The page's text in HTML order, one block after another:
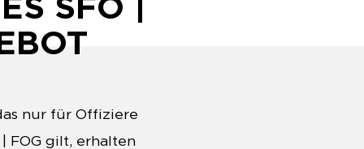
SFO |
nur für Offiziere
FOG gilt, erhalten